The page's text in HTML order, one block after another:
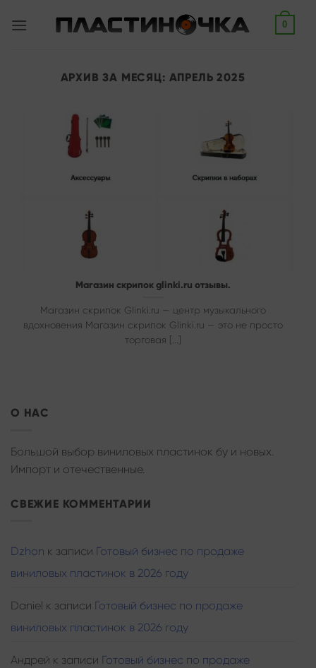
0
АРХИВ ЗА МЕСЯЦ: АПРЕЛЬ 2025
Магазин скрипок glinki.ru отзывы.
Магазин скрипок Glinki.ru — центр музыкального
вдохновения Магазин скрипок Glinki.ru — это не просто
торговая [...]
О НАС
Большой выбор виниловых пластинок бу и новых.
Импорт и отечественные.
СВЕЖИЕ КОММЕНТАРИИ
Dzhon к записи Готовый бизнес по продаже
виниловых пластинок в 2026 году
Daniel к записи Готовый бизнес по продаже
виниловых пластинок в 2026 году
Андрей к записи Готовый бизнес по продаже